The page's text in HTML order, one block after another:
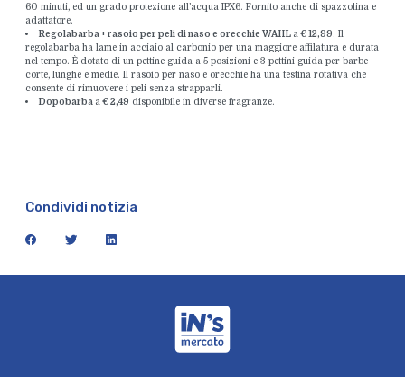
60 minuti, ed un grado protezione all’acqua IPX6. Fornito anche di spazzolina e
adattatore.
Regolabarba + rasoio per peli di naso e orecchie WAHL a€ 12,99. Il
regolabarba ha lame in acciaio al carbonio per una maggiore affilatura e durata
nel tempo. È dotato di un pettine guida a 5 posizioni e 3 pettini guida per barbe
corte, lunghe e medie. Il rasoio per naso e orecchie ha una testina rotativa che
consente di rimuovere i peli senza strapparli.
Dopobarba a€ 2,49 disponibile in diverse fragranze.
Condividi notizia
facebook twitter linkedin